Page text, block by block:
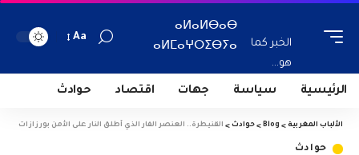
الخبر كما
هو...
ⴰⵍⴰⵍⴱⴰⴱ
ⴰⵍⵎⴰⵖⵔⵉⴱⵢⴰ
Aa
الرئيسية سياسة جهات اقتصاد حوادث
الألباب المغربية >
Blog
> حوادث > القنيطرة.. العنصر الفار الذي أطلق النار على الأمن بورزازات في
حوادث